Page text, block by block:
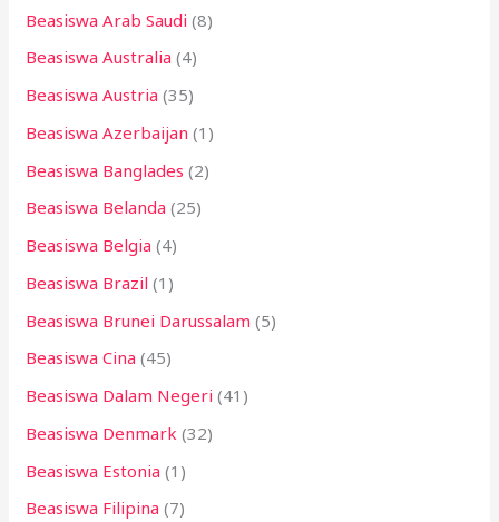
k
:
Beasiswa Arab Saudi (8)
Beasiswa Australia (4)
Beasiswa Austria (35)
Beasiswa Azerbaijan (1)
Beasiswa Banglades (2)
Beasiswa Belanda (25)
Beasiswa Belgia (4)
Beasiswa Brazil (1)
Beasiswa Brunei Darussalam (5)
Beasiswa Cina (45)
Beasiswa Dalam Negeri (41)
Beasiswa Denmark (32)
Beasiswa Estonia (1)
Beasiswa Filipina (7)